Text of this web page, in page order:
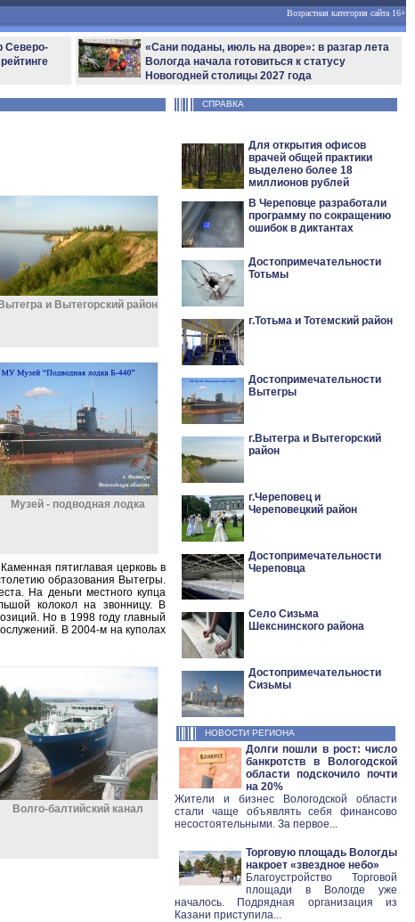
Возрастная категория сайта 16+
Северо-
«Сани поданы, июль на дворе»: в разгар лета
Вологда начала готовиться к статусу
Новогодней столицы 2027 года
СПРАВКА
Вытегра и Вытегорский район
Музей - подводная лодка
пятиглавая церковь в
образования Вытегры.
На деньги местного купца
колокол на звонницу. В
Но в 1998 году главный
В 2004-м на куполах
Волго-балтийский канал
Для открытия офисов
врачей общей практики
выделено более 18
миллионов рублей
В Череповце разработали
программу по сокращению
ошибок в диктантах
Достопримечательности
Тотьмы
г.Тотьма и Тотемский район
Достопримечательности
Вытегры
г.Вытегра и Вытегорский
район
г.Череповец и
Череповецкий район
Достопримечательности
Череповца
Село Сизьма
Шекснинского района
Достопримечательности
Сизьмы
НОВОСТИ РЕГИОНА
Долги пошли в рост: число
банкротств в Вологодской
области подскочило почти
на 20%
Жители и бизнес Вологодской области
стали чаще объявлять себя финансово
несостоятельными. За первое...
Торговую площадь Вологды
накроет «звездное небо»
Благоустройство Торговой
площади в Вологде уже
началось. Подрядная организация из
Казани приступила...